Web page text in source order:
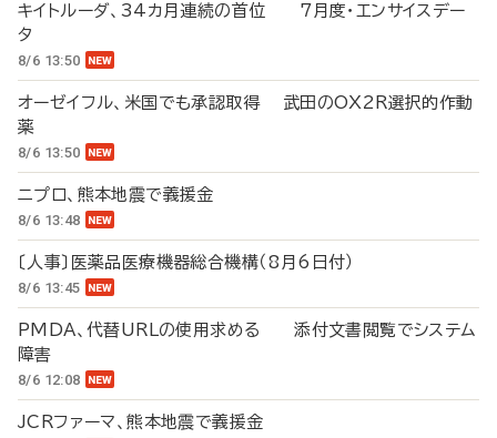
キイトルーダ、34カ月連続の首位 7月度・エンサイスデー
タ
8/6 13:50
オーゼイフル、米国でも承認取得 武田のOX2R選択的作動
薬
8/6 13:50
ニプロ、熊本地震で義援金
8/6 13:48
〔人事〕医薬品医療機器総合機構（8月6日付）
8/6 13:45
PMDA、代替URLの使用求める 添付文書閲覧でシステム
障害
8/6 12:08
JCRファーマ、熊本地震で義援金